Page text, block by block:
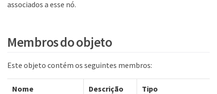
associados a esse nó.
Membros do objeto
Este objeto contém os seguintes membros:
Nome Descrição Tipo